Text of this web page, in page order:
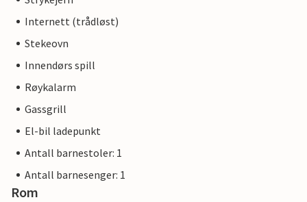
Internett (trådløst)
Stekeovn
Innendørs spill
Røykalarm
Gassgrill
El-bil ladepunkt
Antall barnestoler: 1
Antall barnesenger: 1
Rom